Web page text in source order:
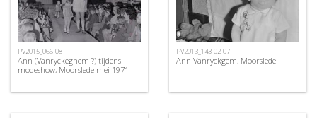
PV2015_066-08
Ann (Vanryckeghem ?) tijdens
modeshow, Moorslede mei 1971
PV2013_143-02-07
Ann Vanryckgem, Moorslede